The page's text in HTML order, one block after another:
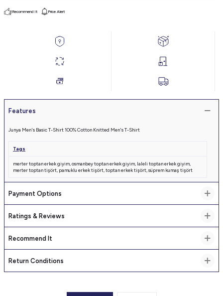
Recommend It Price Alert
Features
Junya Men's Basic T-Shirt 100% Cotton Knitted Men's T-Shirt
Tags
merter toptan erkek giyim osmanbey toptan erkek giyim laleli toptan erkek giyim
merter toptan tişört pamuklu erkek tişört toptan erkek tişört süprem kumaş tişört
Payment Options
Ratings & Reviews
Recommend It
Return Conditions